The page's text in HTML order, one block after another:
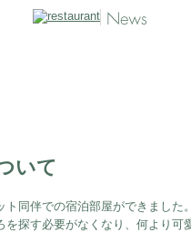
いて
ト同伴での宿泊部屋ができました
を探す必要がなくなり、何より